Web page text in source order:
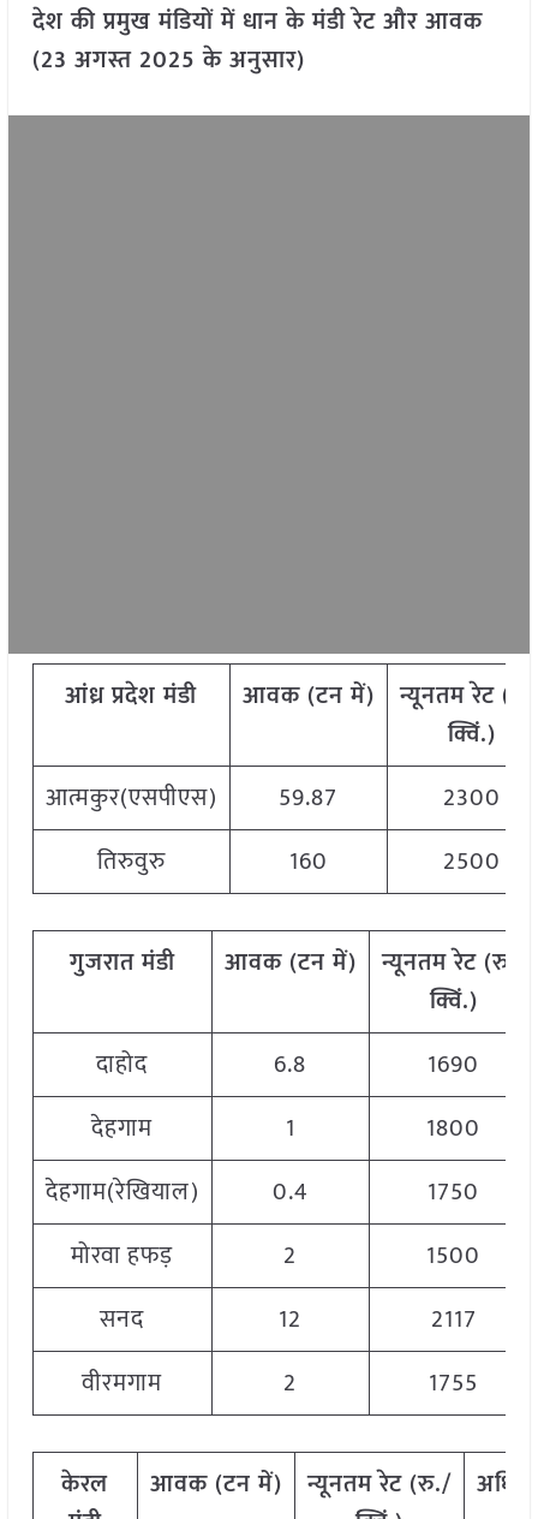
देश की प्रमुख मंडियों में धान के मंडी रेट और आवक
(23 अगस्त 2025 के अनुसार)
आंध्रप्रदेश मंडी आवक (टनमें) न्यूनतमरेट (
क्विं.)
आत्मकुर(एसपीएस)
59.87
2300
तिरुवुरु
160 2500
गुजरात मंडी आवक (टनमें) न्यूनतमरेट (रु
क्विं.)
दाहोद
6.8
1690
देहगाम
1
1800
देहगाम(रेखियाल)
0.4
1750
मोरवा हफड़
2
1500
सनद
12
2117
वीरमगाम
2 1755
केरल
आवक (टनमें) न्यूनतमरेट (रु./